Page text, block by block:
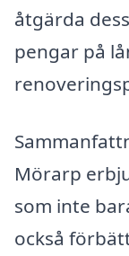
åtgärda
pengar på
Mörarp
som inte
också